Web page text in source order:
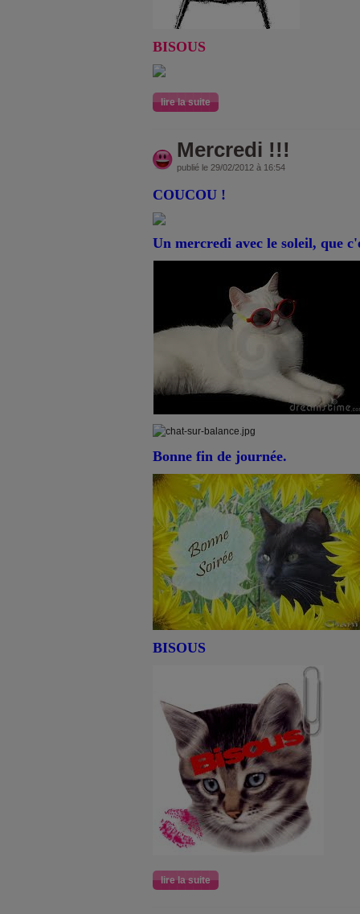
BISOUS
lire la suite
Mercredi !!!
publié le 29/02/2012 à 16:54
COUCOU !
Un mercredi avec le soleil, que
Bonne fin de journée.
BISOUS
lire la suite